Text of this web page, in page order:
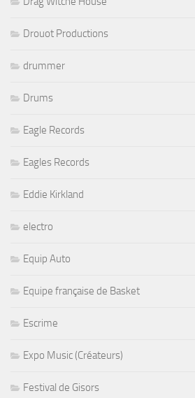
Drouot Productions
drummer
Drums
Eagle Records
Eagles Records
Eddie Kirkland
electro
Equip Auto
Equipe française de Basket
Escrime
Expo Music (Créateurs)
Festival de Gisors